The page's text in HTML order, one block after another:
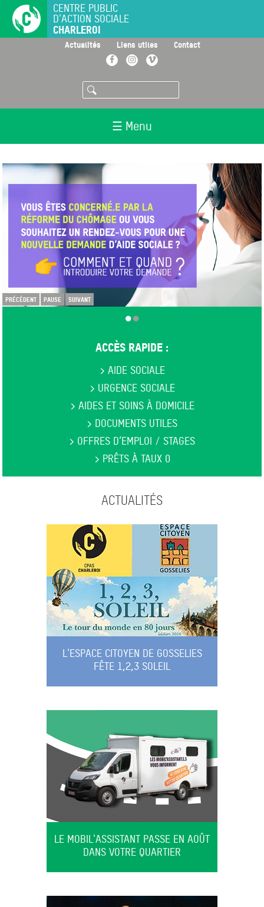
principal
CENTRE PUBLIC
D'ACTION SOCIALE
CHARLEROI
Actualités Liens utiles Contact
FacebookInstagramVimeo
Rechercher
☰ Menu
PRÉCÉDENT PAUSE SUIVANT
ACCÈS RAPIDE :
> AIDE SOCIALE
> URGENCE SOCIALE
> AIDES ET SOINS À DOMICILE
> DOCUMENTS UTILES
> OFFRES D’EMPLOI / STAGES
> PRÊTS À TAUX 0
ACTUALITÉS
L'ESPACE CITOYEN DE GOSSELIES
FÊTE 1,2,3 SOLEIL
LE MOBIL'ASSISTANT PASSE EN AOÛT
DANS VOTRE QUARTIER